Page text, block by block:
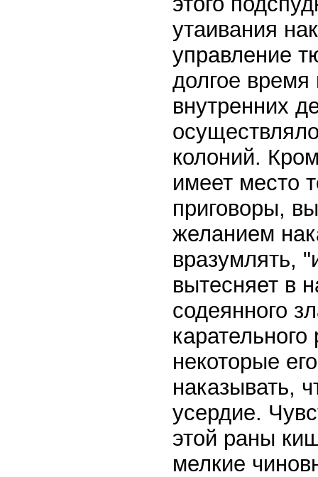
утаивания
управление
долгое время
внутренних
колоний.
имеет место
приговоры,
желанием
вразумлять,
вытесняет в
содеянного
некоторые
наказывать,
усердие.
этой раны
мелкие